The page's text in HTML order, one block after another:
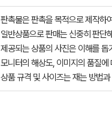
판촉물은 판촉을 목적으로 제작하
일반상품으로 판매는 신중히 판단
제공되는 상품의 사진은 이해를
모니터의 해상도, 이미지의 품질
상품 규격 및 사이즈는 재는 방법